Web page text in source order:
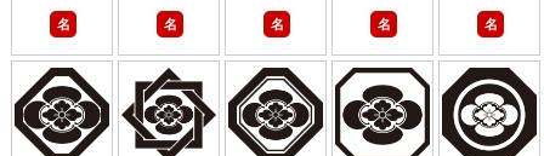
名 名 名 名 名